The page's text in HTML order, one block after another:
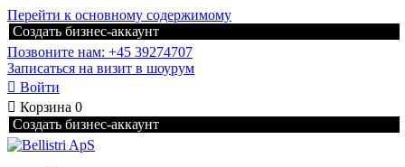
Перейти к основному содержимому
Создать бизнес-аккаунт
Позвоните нам: +45 39274707
Записаться на визит в шоурум
 Войти
 Корзина 0
Создать бизнес-аккаунт